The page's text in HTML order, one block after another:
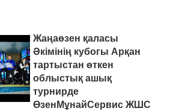
Жаңаөзен қаласы
Әкімінің кубогы Арқан
тартыстан өткен
облыстық ашық
турнирде
ӨзенМұнайСервис ЖШС